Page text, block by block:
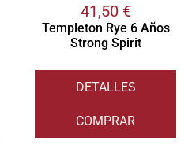
41,50 €
Templeton Rye 6 Años
Strong Spirit
DETALLES
COMPRAR